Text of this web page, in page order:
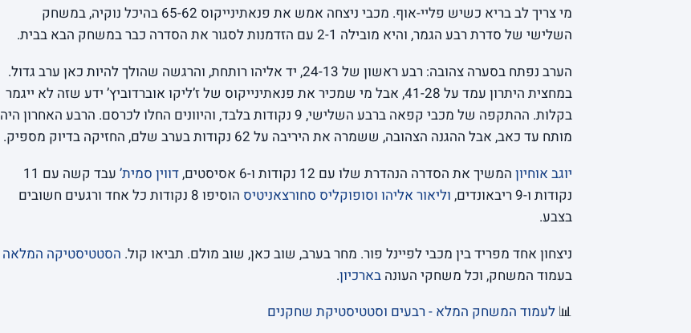
מי צריך לב בריא כשיש פליי-אוף. מכבי ניצחה אמש את פנאתינייקוס 65-62 בהיכל נוקיה, במשחק
השלישי של סדרת רבע הגמר, והיא מובילה 2-1 עם הזדמנות לסגור את הסדרה כבר במשחק הבא בבית.
הערב נפתח בסערה צהובה: רבע ראשון של 24-13, יד אליהו רותחת, והרגשה שהולך להיות כאן ערב גדול.
במחצית היתרון עמד על 41-28, אבל מי שמכיר את פנאתינייקוס של ז’ליקו אוברדוביץ’ ידע שזה לא ייגמר
בקלות. ההתקפה של מכבי קפאה ברבע השלישי, 9 נקודות בלבד, והיוונים החלו לכרסם. הרבע האחרון היה
מותח עד כאב, אבל ההגנה הצהובה, ששמרה את היריבה על 62 נקודות בערב שלם, החזיקה בדיוק מספיק.
יוגב אוחיון המשיך את הסדרה הנהדרת שלו עם 12 נקודות ו-6 אסיסטים, דווין סמית’
עבד קשה עם 11
נקודות ו-9 ריבאונדים,
וליאור אליהו וסופוקליס סחורצאניטיס
הוסיפו 8 נקודות כל אחד ורגעים חשובים
בצבע.
ניצחון אחד מפריד בין מכבי לפיינל פור. מחר בערב, שוב כאן, שוב מולם. תביאו קול. הסטטיסטיקה המלאה
בעמוד המשחק, וכל משחקי העונה בארכיון.
📊 לעמוד המשחק המלא - רבעים וסטטיסטיקת שחקנים